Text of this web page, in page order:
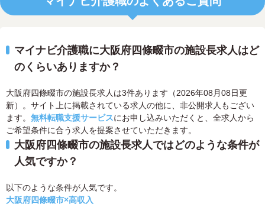
マイナビ介護職に大阪府四條畷市の施設長求人はど
のくらいありますか？
大阪府四條畷市の施設長求人は3件あります（2026年08月08日更
新）。サイト上に掲載されている求人の他に、非公開求人もござい
ます。 無料転職支援サービスにお申し込みいただくと、全求人から
ご希望条件に合う求人を提案させていただきます。
大阪府四條畷市の施設長求人ではどのような条件が
人気ですか？
以下のような条件が人気です。
大阪府四條畷市×高収入